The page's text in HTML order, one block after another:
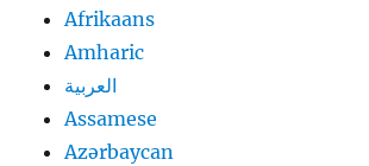
Afrikaans
Amharic
العربية
Assamese
Azərbaycan